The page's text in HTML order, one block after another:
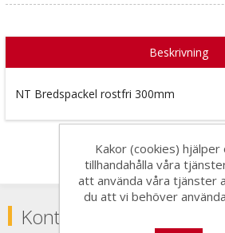
Beskrivning
NT Bredspackel rostfri 300mm
Kontakta
Kakor (cookies)
tillhandahålla våra
att använda våra tjänster
du att vi behöver